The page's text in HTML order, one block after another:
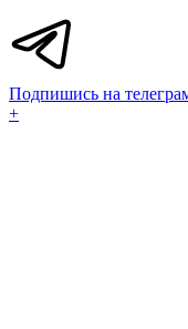
Подпишись на
+